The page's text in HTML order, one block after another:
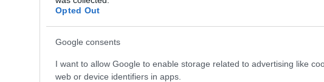
Opted Out
Google consents
I want to allow Google to enable storage related to advertising like
web or device identifiers in apps.